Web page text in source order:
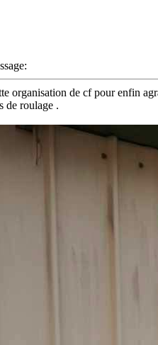
organisation de cf pour enfin
de roulage .